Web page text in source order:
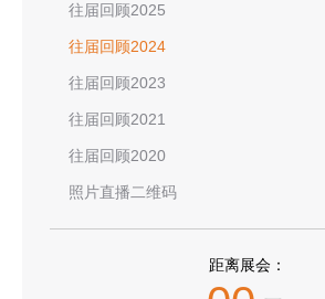
往届回顾2025
往届回顾2024
往届回顾2023
往届回顾2021
往届回顾2020
照片直播二维码
距离展会：